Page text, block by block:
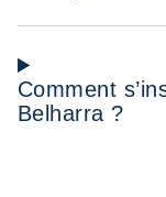
Comment
Belharra ?